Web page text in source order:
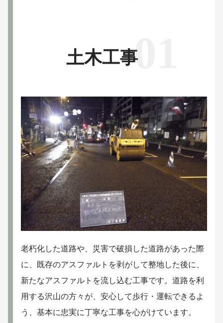
土木工事
老朽化した道路や、災害で破損した道路があった際
に、既存のアスファルトを剥がして整地した後に、
新たなアスファルトを流し込む工事です。道路を利
用する沢山の方々が、安心して歩行・運転できるよ
う、基本に忠実に丁寧な工事を心がけています。